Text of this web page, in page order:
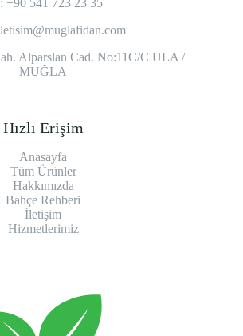
Alparslan Cad. No:11C/C ULA /
MUĞLA
Hızlı Erişim
Anasayfa
Tüm Ürünler
Hakkımızda
Bahçe Rehberi
İletişim
Hizmetlerimiz